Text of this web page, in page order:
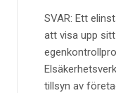
SVAR: Ett
att visa upp sitt
tillsyn av